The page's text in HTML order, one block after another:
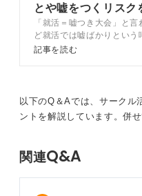
1カ月と表現する）とい
れる可能性はあります
たなど、合理的な説明が
りにくいでしょう。後か
一方で、受賞歴の捏造
人の経験談を盗用するな
ります。面接での深掘り
り、「この応募者は嘘を
それよりも、たとえ小さ
で没頭したこと、時間
ことなど、「これならた
面接で本当に評価される
たの経験からにじみ出る
0
とや嘘をつくリスク
側の視点で解説
「就活＝嘘つき大会」と言
ど就活では嘘ばかりという
ますが、就活での嘘はその
消される場合もあります。
では就活で嘘をつくリスク
レる理由、嘘なしで内定を
で、ぜひ参考にしてみてく
記事を読む
以下のQ＆Aでは、サークル
ントを解説しています。併
関連Q&A